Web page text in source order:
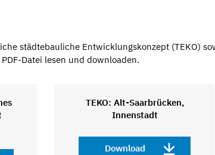
städtebauliche Entwicklungskonzept (TEKO)
Datei lesen und downloaden.
TEKO: Alt-Saarbrücken,
Innenstadt
Download